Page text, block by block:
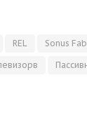
REL Sonus